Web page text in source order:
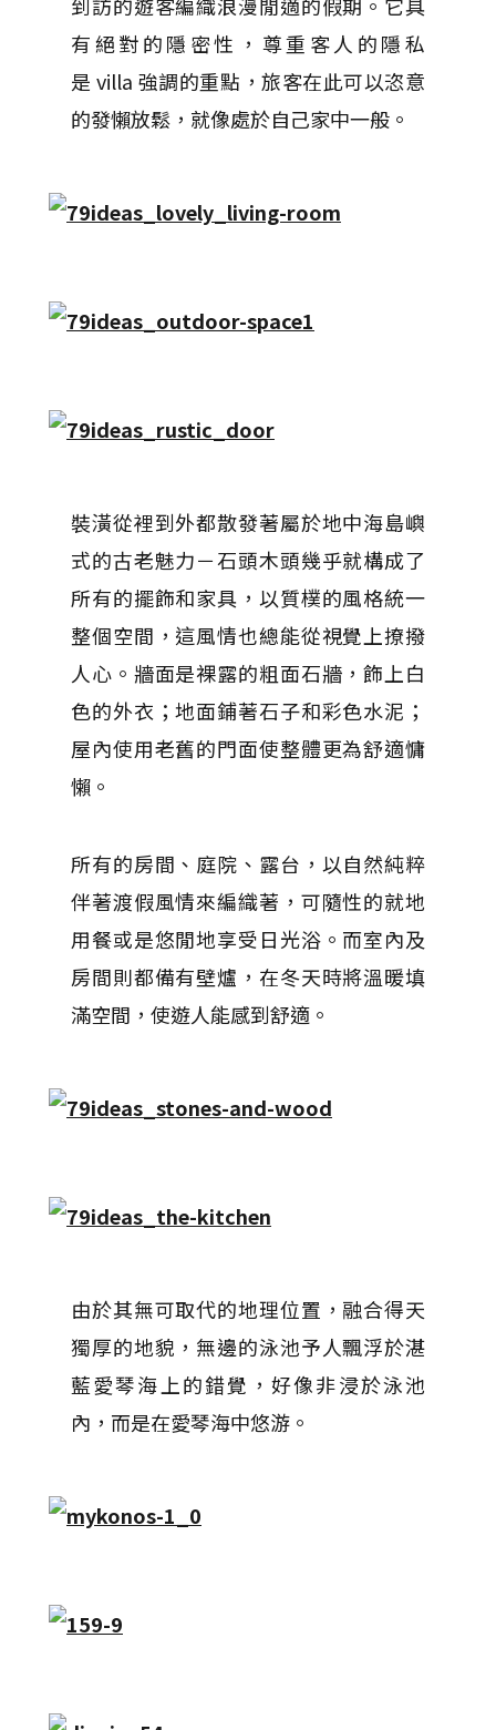
有絕對的隱密性，尊重客人的隱私
是villa 強調的重點，旅客在此可以恣意
的發懶放鬆，就像處於自己家中一般。
裝潢從裡到外都散發著屬於地中海島嶼
式的古老魅力－石頭木頭幾乎就構成了
所有的擺飾和家具，以質樸的風格統一
整個空間，這風情也總能從視覺上撩撥
人心。牆面是裸露的粗面石牆，飾上白
色的外衣；地面鋪著石子和彩色水泥；
屋內使用老舊的門面使整體更為舒適慵
懶。
所有的房間、庭院、露台，以自然純粹
伴著渡假風情來編織著，可隨性的就地
用餐或是悠閒地享受日光浴。而室內及
房間則都備有壁爐，在冬天時將溫暖填
滿空間，使遊人能感到舒適。
由於其無可取代的地理位置，融合得天
獨厚的地貌，無邊的泳池予人飄浮於湛
藍愛琴海上的錯覺，好像非浸於泳池
內，而是在愛琴海中悠游。